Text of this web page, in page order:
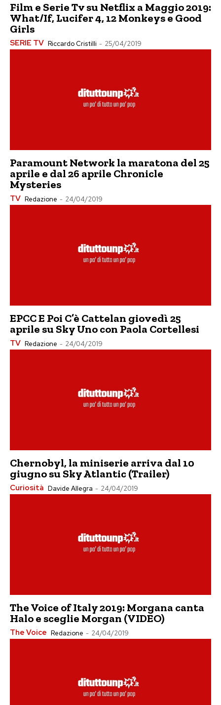
Film e Serie Tv su Netflix a Maggio 2019:
What/If, Lucifer 4, 12 Monkeys e Good
Girls
SERIE TV Riccardo Cristilli - 25/04/2019
Paramount Network la maratona del 25
aprile e dal 26 aprile Chronicle
Mysteries
TV Redazione - 24/04/2019
EPCC E Poi C’è Cattelan giovedì 25
aprile su Sky Uno con Paola Cortellesi
TV Redazione - 24/04/2019
Chernobyl, la miniserie arriva dal 10
giugno su Sky Atlantic (Trailer)
Curiosità Davide Allegra - 24/04/2019
The Voice of Italy 2019: Morgana canta
Halo e sceglie Morgan (VIDEO)
The Voice Redazione - 24/04/2019